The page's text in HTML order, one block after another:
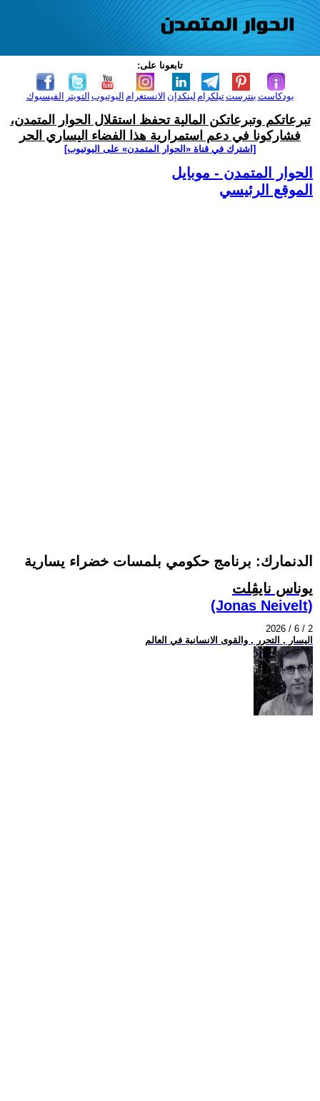
تابعونا على:
الفيسبوك التويتر اليوتيوب الانستغرام لينكدإن تيلكرامبنترست بودكاست
تبرعاتكم وتبرعاتكن المالية تحفظ استقلال الحوار المتمدن،
فشاركونا في دعم استمرارية هذا الفضاء اليساري الحر
[اشترك في قناة ‫«الحوار المتمدن» على اليوتيوب]
الحوار المتمدن - موبايل
الموقع الرئيسي
الدنمارك: برنامج حكومي بلمسات خضراء يسارية
يوناس نايڤِلت
(Jonas Neivelt)
2026 / 6 / 2
اليسار , التحرر , والقوى الانسانية في العالم